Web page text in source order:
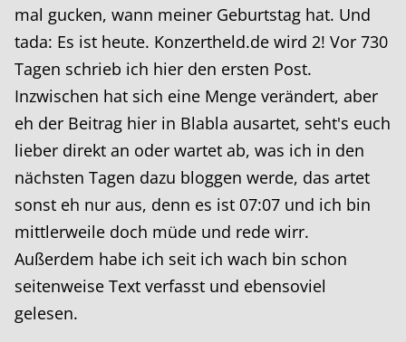
mal gucken, wann meiner Geburtstag hat. Und
tada: Es ist heute. Konzertheld.de wird 2! Vor 730
Tagen schrieb ich hier den ersten Post.
Inzwischen hat sich eine Menge verändert, aber
eh der Beitrag hier in Blabla ausartet, seht's euch
lieber direkt an oder wartet ab, was ich in den
nächsten Tagen dazu bloggen werde, das artet
sonst eh nur aus, denn es ist 07:07 und ich bin
mittlerweile doch müde und rede wirr.
Außerdem habe ich seit ich wach bin schon
seitenweise Text verfasst und ebensoviel
gelesen.